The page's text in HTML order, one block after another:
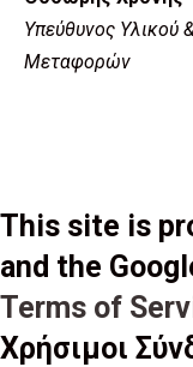
Υπεύθυνος Υλικού &
Μεταφορών
This site is
and the
Terms of
Χρήσιμοι